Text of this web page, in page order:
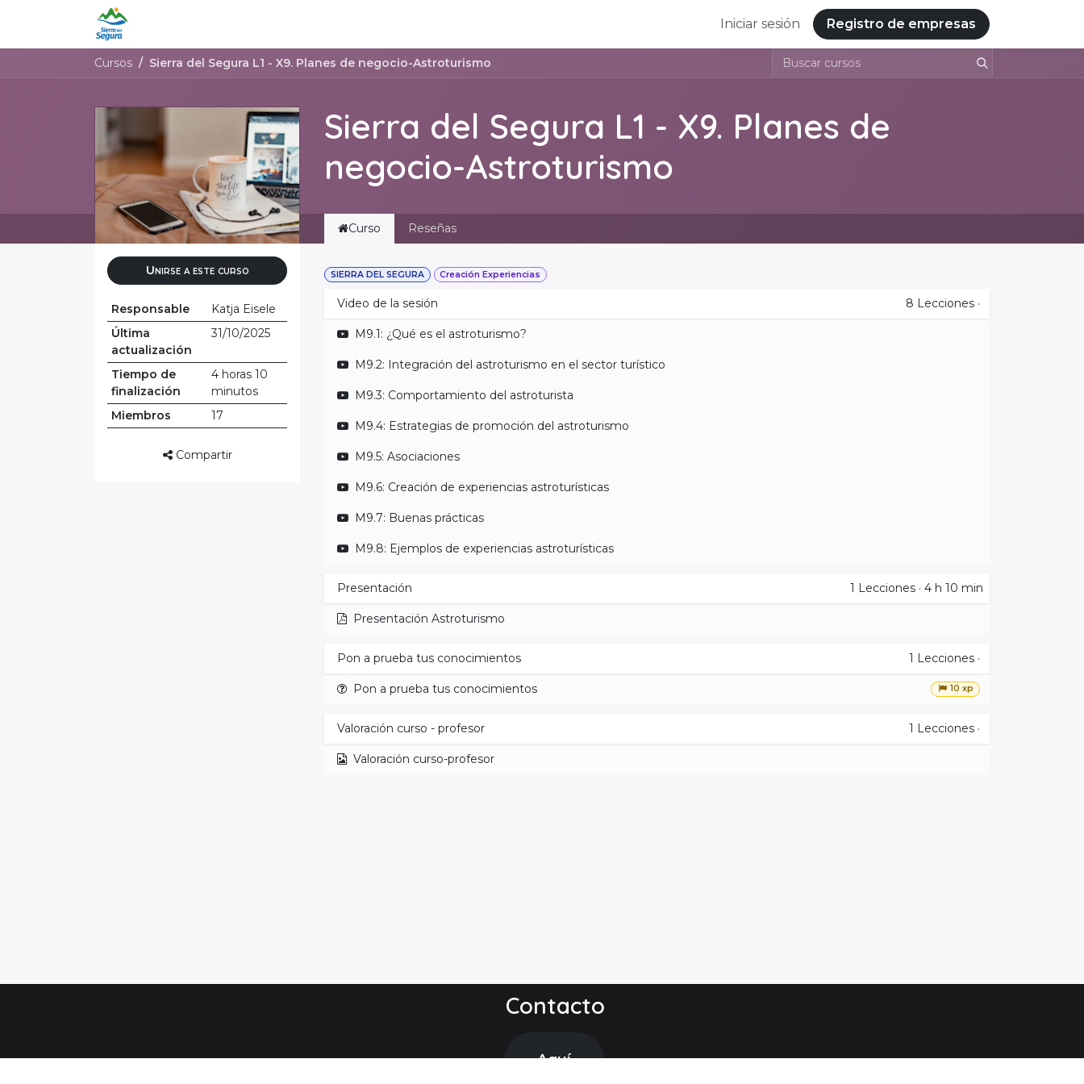
Iniciar sesión Registro de empresas
Cursos Sierra del Segura L1 - X9. Planes de negocio-Astroturismo
Sierra del Segura L1 - X9. Planes de
negocio-Astroturismo
Unirse a este curso
Responsable
Katja Eisele
Última
actualización
31/10/2025
Tiempo de
finalización
4 horas 10
minutos
Miembros
17
Compartir
Curso Reseñas
SIERRA DEL SEGURA Creación Experiencias
Video de la sesión 8 Lecciones ·
M9.1: ¿Qué es el astroturismo?
M9.2: Integración del astroturismo en el sector turístico
M9.3: Comportamiento del astroturista
M9.4: Estrategias de promoción del astroturismo
M9.5: Asociaciones
M9.6: Creación de experiencias astroturísticas
M9.7: Buenas prácticas
M9.8: Ejemplos de experiencias astroturísticas
Presentación 1 Lecciones · 4 h 10 min
Presentación Astroturismo
Pon a prueba tus conocimientos 1 Lecciones ·
Pon a prueba tus conocimientos 10 xp
Valoración curso - profesor 1 Lecciones ·
Valoración curso-profesor
Aquí
Contacto